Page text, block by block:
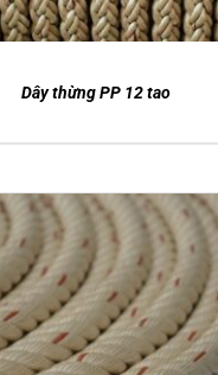
Dây thừng PP 12 tao
DETAILS